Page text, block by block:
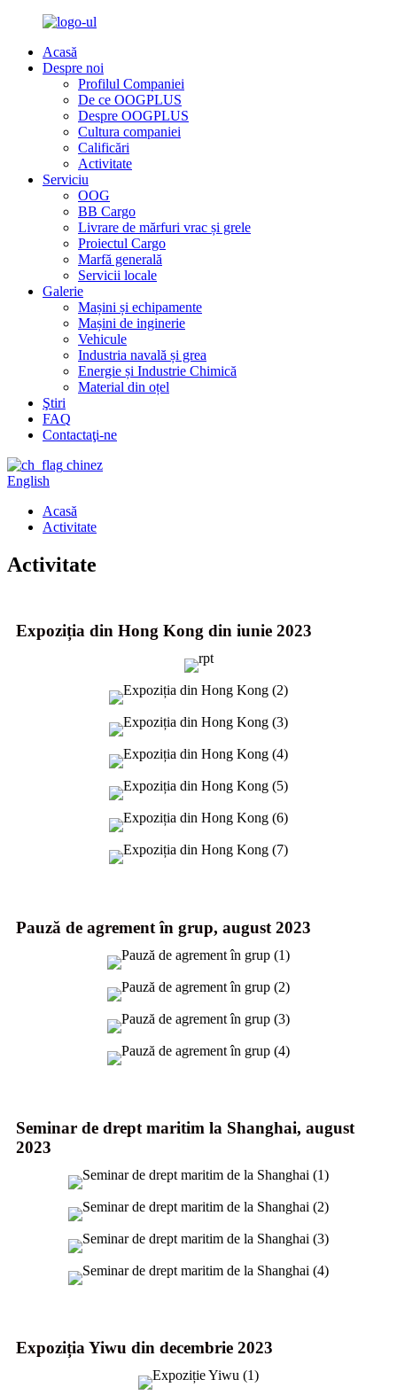
Acasă
Despre noi
Profilul Companiei
De ce OOGPLUS
Despre OOGPLUS
Cultura companiei
Calificări
Activitate
Serviciu
OOG
BB Cargo
Livrare de mărfuri vrac și grele
Proiectul Cargo
Marfă generală
Servicii locale
Galerie
Mașini și echipamente
Mașini de inginerie
Vehicule
Industria navală și grea
Energie și Industrie Chimică
Material din oțel
Ştiri
FAQ
Contactaţi-ne
chinez
English
Acasă
Activitate
Activitate
Expoziția din Hong Kong din iunie 2023
Pauză de agrement în grup, august 2023
Seminar de drept maritim la Shanghai, august
2023
Expoziția Yiwu din decembrie 2023